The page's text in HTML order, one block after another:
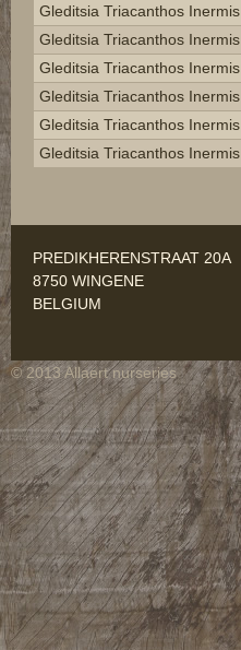
Gleditsia Triacanthos Inermis
Gleditsia Triacanthos Inermis
Gleditsia Triacanthos Inermis
Gleditsia Triacanthos Inermis
Gleditsia Triacanthos Inermis
Gleditsia Triacanthos Inermis
PREDIKHERENSTRAAT 20A
8750 WINGENE
BELGIUM
© 2013 Allaert nurseries